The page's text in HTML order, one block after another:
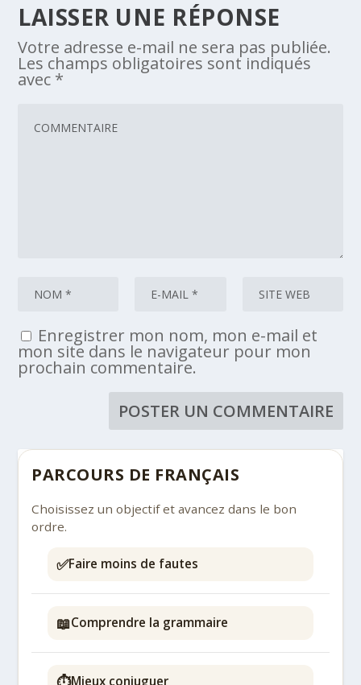
LAISSER UNE RÉPONSE
Votre adresse e-mail ne sera pas publiée.
Les champs obligatoires sont indiqués
avec *
Enregistrer mon nom, mon e-mail et
mon site dans le navigateur pour mon
prochain commentaire.
PARCOURS DE FRANÇAIS
Choisissez un objectif et avancez dans le bon
ordre.
✅Faire moins de fautes
📖Comprendre la grammaire
Mieux conjuguer